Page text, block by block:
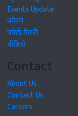
Events Update
फोरम
फोटो गैलरी
वीडियो
Contact
About Us
Contact Us
Careers